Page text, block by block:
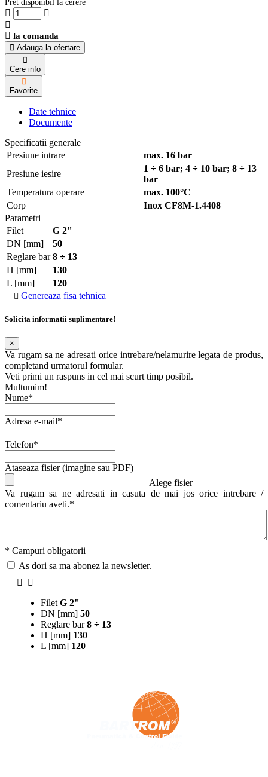
Pret disponibil la cerere
la comanda
Adauga la ofertare
Cere info
Favorite
Date tehnice
Documente
Specificatii generale
Presiune intrare
max. 16 bar
Presiune iesire
1 ÷ 6 bar; 4 ÷ 10 bar; 8 ÷ 13
bar
Temperatura operare
max. 100°C
Corp
Inox CF8M-1.4408
Parametri
Filet
G 2"
DN [mm]
50
Reglare bar 8 ÷ 13
H [mm]
130
L [mm]
120
Genereaza fisa tehnica
Solicita informatii suplimentare!
×
Va rugam sa ne adresati orice intrebare/nelamurire legata de produs,
completand urmatorul formular.
Veti primi un raspuns in cel mai scurt timp posibil.
Multumim!
Nume*
Adresa e-mail*
Telefon*
Ataseaza fisier (imagine sau PDF)
Alege fisier
Va rugam sa ne adresati in casuta de mai jos orice intrebare /
comentariu aveti.*
* Campuri obligatorii
As dori sa ma abonez la newsletter.
Filet G 2"
DN [mm] 50
Reglare bar 8 ÷ 13
H [mm] 130
L [mm] 120